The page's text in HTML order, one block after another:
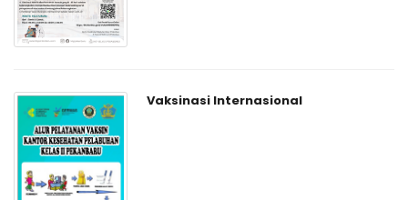
Vaksinasi Internasional